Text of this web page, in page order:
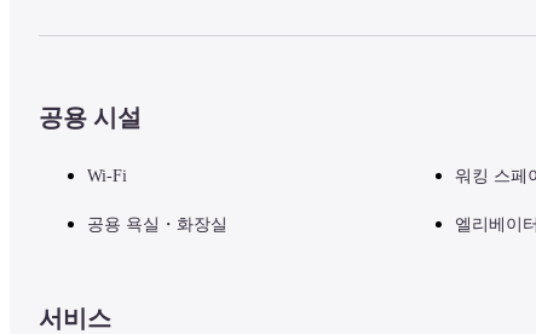
공용 시설
Wi-Fi 워킹 스페
공용 욕실・화장실 엘리베이터
서비스